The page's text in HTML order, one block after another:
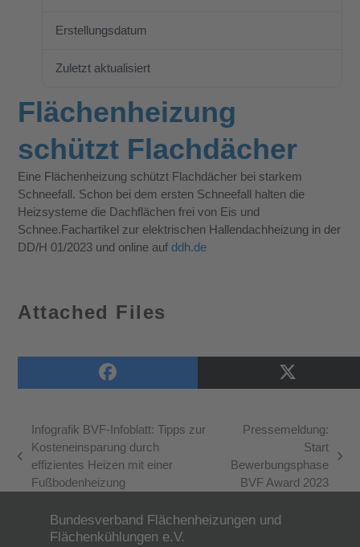
Erstellungsdatum
Zuletzt aktualisiert
Flächenheizung
schützt Flachdächer
Eine Flächenheizung schützt Flachdächer bei starkem
Schneefall. Schon bei dem ersten Schneefall halten die
Heizsysteme die Dachflächen frei von Eis und
Schnee.Fachartikel zur elektrischen Hallendachheizung in der
DD/H 01/2023 und online aufddh.de
Attached Files
vorheriger
Beitrag:
Infografik BVF-Infoblatt: Tipps zur
Kosteneinsparung durch
effizientes Heizen mit einer
Fußbodenheizung
Nächster
Beitrag:
Pressemeldung:
Start
Bewerbungsphase
BVF Award 2023
Bundesverband Flächenheizungen und
Flächenkühlungen e.V.